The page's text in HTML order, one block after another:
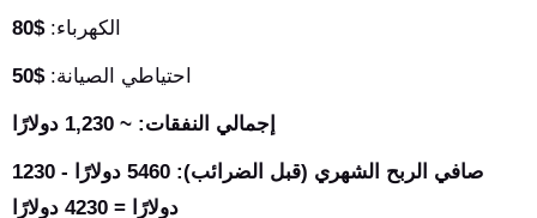
الكهرباء:$80
احتياطي الصيانة:$50
إجمالي النفقات: ~ 1,230 دولارًا
صافي الربح الشهري (قبل الضرائب): 5460 دولارًا - 1230
دولارًا = 4230 دولارًا